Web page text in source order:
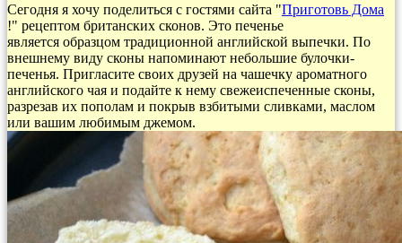
Сегодня я хочу поделиться с гостями сайта "Приготовь Дома
!" рецептом британских сконов. Это печенье
является образцом традиционной английской выпечки. По
внешнему виду сконы напоминают небольшие булочки-
печенья. Пригласите своих друзей на чашечку ароматного
английского чая и подайте к нему свежеиспеченные сконы,
разрезав их пополам и покрыв взбитыми сливками, маслом
или вашим любимым джемом.